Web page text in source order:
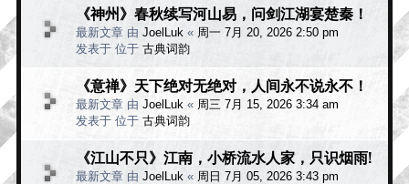
《神州》春秋续写河山易，问剑江湖宴楚秦！
最新文章 由 JoelLuk « 周一 7月 20, 2026 2:50 pm
发表于 位于 古典词韵
《意禅》天下绝对无绝对，人间永不说永不！
最新文章 由 JoelLuk « 周三 7月 15, 2026 3:34 am
发表于 位于 古典词韵
《江山不只》江南，小桥流水人家，只识烟雨!
最新文章 由 JoelLuk « 周日 7月 05, 2026 3:43 pm